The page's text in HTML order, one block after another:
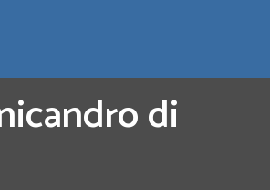
di